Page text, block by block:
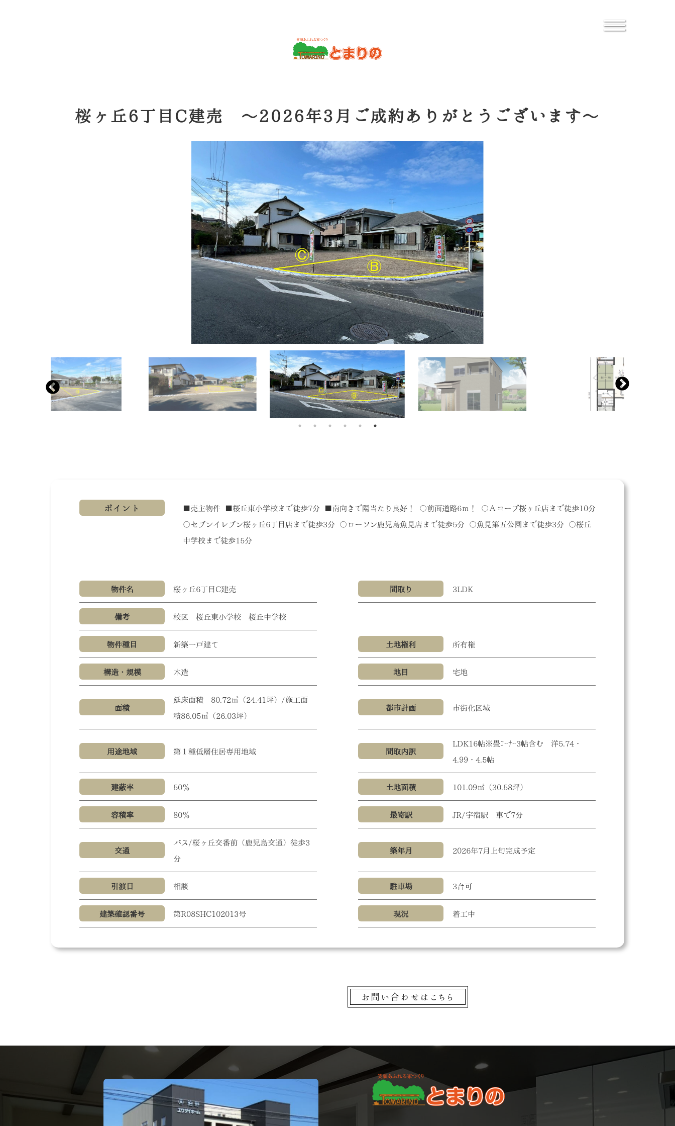
桜ヶ丘6丁目C建売 ～2026年3月ご成約ありがとうございます～
ポイント
■売主物件 ■桜丘東小学校まで徒歩7分 ■南向きで陽当たり良好！ 〇前面道路6ｍ！ 〇Ａコープ桜ヶ丘店まで徒歩10分
〇セブンイレブン桜ヶ丘6丁目店まで徒歩3分 〇ローソン鹿児島魚見店まで徒歩5分 〇魚見第五公園まで徒歩3分 〇桜丘
中学校まで徒歩15分
物件名 桜ヶ丘6丁目C建売 間取り 3LDK
備考 校区 桜丘東小学校 桜丘中学校
物件種目 新築一戸建て 土地権利 所有権
構造・規模 木造 地目 宅地
面積
延床面積 80.72㎡（24.41坪）/施工面
積86.05㎡（26.03坪）
都市計画 市街化区域
用途地域 第１種低層住居専用地域 間取内訳
LDK16帖※畳ｺｰﾅｰ3帖含む 洋5.74・
4.99・4.5帖
建蔽率 50％ 土地面積 101.09㎡（30.58坪）
容積率 80％ 最寄駅 JR/宇宿駅 車で7分
交通
バス/桜ヶ丘交番前（鹿児島交通）徒歩3
分
築年月 2026年7月上旬完成予定
引渡日 相談 駐車場 3台可
建築確認番号 第R08SHC102013号 現況 着工中
お問い合わせはこちら